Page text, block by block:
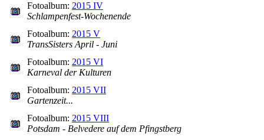
Fotoalbum: 2015 IV
Schlampenfest-Wochenende
Fotoalbum: 2015 V
TransSisters April - Juni
Fotoalbum: 2015 VI
Karneval der Kulturen
Fotoalbum: 2015 VII
Gartenzeit...
Fotoalbum: 2015 VIII
Potsdam - Belvedere auf dem Pfingstberg